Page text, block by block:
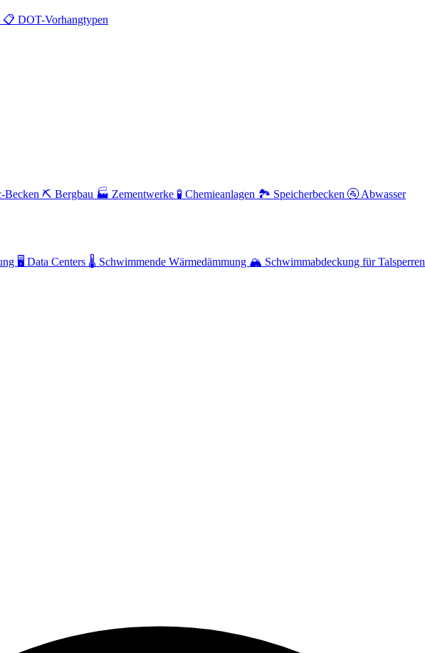
📋 DOT-Vorhangtypen
Becken ⛏️ Bergbau 🏭 Zementwerke 🧪 Chemieanlagen 🏞️ Speicherbecken 🚰 Abwasser
🖥️ Data Centers 🌡️ Schwimmende Wärmedämmung 🏔️ Schwimmabdeckung für Talsperren